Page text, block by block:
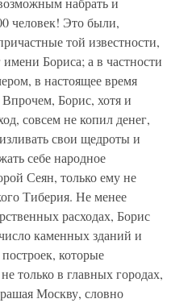
человек! Это были,
той известности,
имени Бориса; а в частности
в настоящее время
Борис, хотя и
совсем не копил денег,
свои щедроты и
себе народное
Сеян, только ему не
Тиберия. Не менее
расходах, Борис
каменных зданий и
которые
только в главных городах,
Москву, словно